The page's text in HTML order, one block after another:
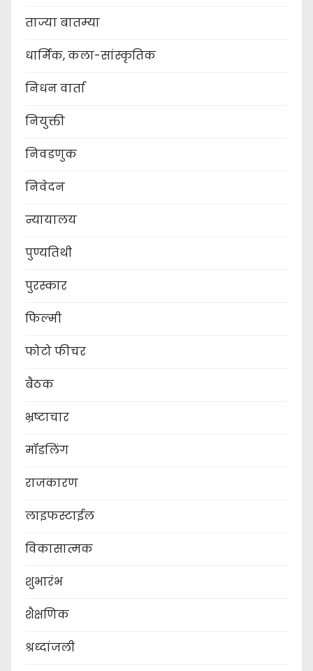
ताज्या बातम्या
धार्मिक, कला-सांस्कृतिक
निधन वार्ता
नियुक्ती
निवडणुक
निवेदन
न्यायालय
पुण्यतिथी
पुरस्कार
फिल्मी
फोटो फीचर
बैठक
भ्रष्टाचार
मॉडलिंग
राजकारण
लाइफस्टाईल
विकासात्मक
शुभारंभ
शैक्षणिक
श्रध्दांजली